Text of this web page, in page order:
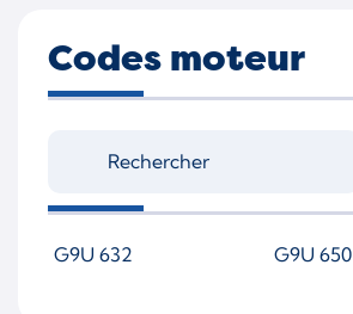
Codes moteur
G9U 632 G9U 650